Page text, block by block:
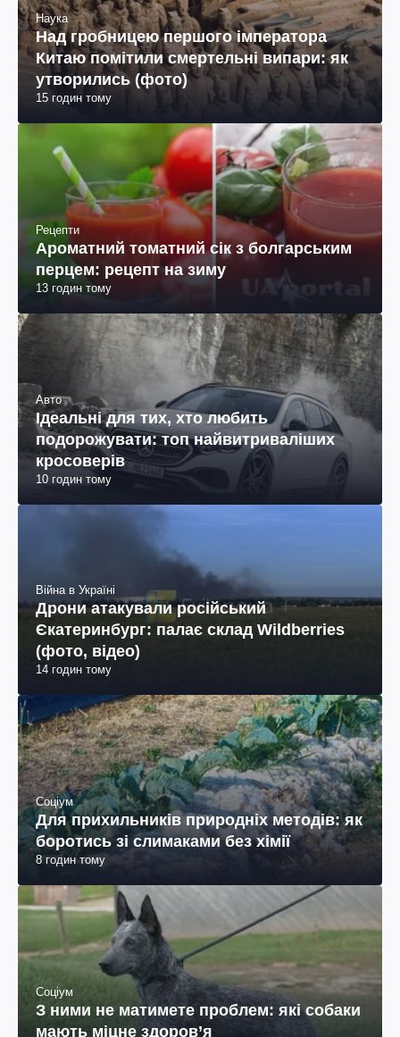
Наука
Над гробницею першого імператора
Китаю помітили смертельні випари: як
утворились (фото)
15 годин тому
Рецепти
Ароматний томатний сік з болгарським
перцем: рецепт на зиму
13 годин тому
Авто
Ідеальні для тих, хто любить
подорожувати: топ найвитриваліших
кросоверів
10 годин тому
Війна в Україні
Дрони атакували російський
Єкатеринбург: палає склад Wildberries
(фото, відео)
14 годин тому
Соціум
Для прихильників природніх методів: як
боротись зі слимаками без хімії
8 годин тому
Соціум
З ними не матимете проблем: які собаки
мають міцне здоров’я